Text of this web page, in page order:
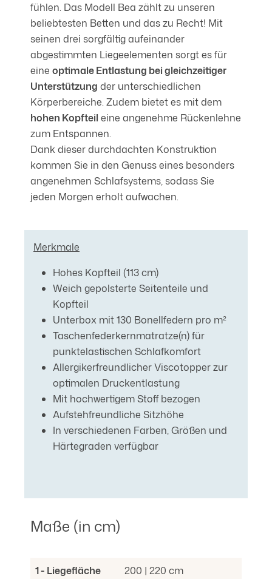
fühlen. Das Modell Bea zählt zu unseren
beliebtesten Betten und das zu Recht! Mit
seinen drei sorgfältig aufeinander
abgestimmten Liegeelementen sorgt es für
eine optimale Entlastung bei gleichzeitiger
Unterstützung der unterschiedlichen
Körperbereiche. Zudem bietet es mit dem
hohen Kopfteil eine angenehme Rückenlehne
zum Entspannen.
Dank dieser durchdachten Konstruktion
kommen Sie in den Genuss eines besonders
angenehmen Schlafsystems, sodass Sie
jeden Morgen erholt aufwachen.
Merkmale
Hohes Kopfteil (113 cm)
Weich gepolsterte Seitenteile und
Kopfteil
Unterbox mit 130 Bonellfedern pro m²
Taschenfederkernmatratze(n) für
punktelastischen Schlafkomfort
Allergikerfreundlicher Viscotopper zur
optimalen Druckentlastung
Mit hochwertigem Stoff bezogen
Aufstehfreundliche Sitzhöhe
In verschiedenen Farben, Größen und
Härtegraden verfügbar
Maße (in cm)
1 - Liegefläche
200 | 220 cm